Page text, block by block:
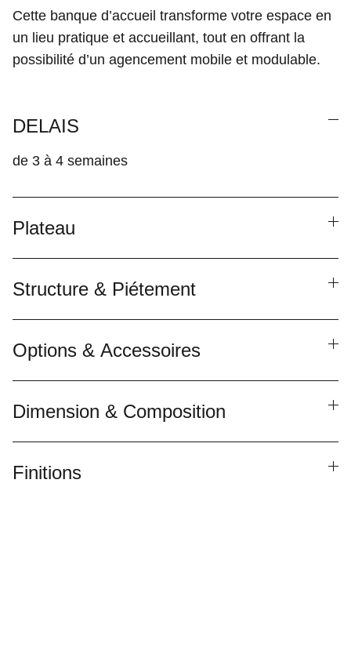
Cette banque d’accueil transforme votre espace en
un lieu pratique et accueillant, tout en offrant la
possibilité d’un agencement mobile et modulable.
DELAIS
de 3 à 4 semaines
Plateau
Structure & Piétement
Options & Accessoires
Dimension & Composition
Finitions